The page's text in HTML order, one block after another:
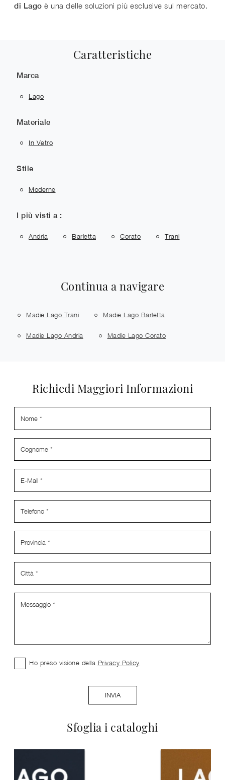
di Lago è una delle soluzioni più esclusive sul mercato.
Caratteristiche
Marca
Lago
Materiale
In Vetro
Stile
Moderne
I più visti a :
Andria Barletta Corato Trani
Continua a navigare
Madie Lago Trani Madie Lago Barletta
Madie Lago Andria Madie Lago Corato
Sfoglia i cataloghi
Richiedi Maggiori Informazioni
Ho preso visione della Privacy Policy
INVIA